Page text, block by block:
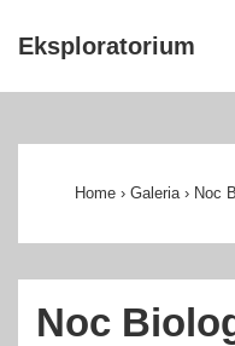
Skip
Content
Eksploratorium
nawigacja
Home › Galeria › Noc
Noc